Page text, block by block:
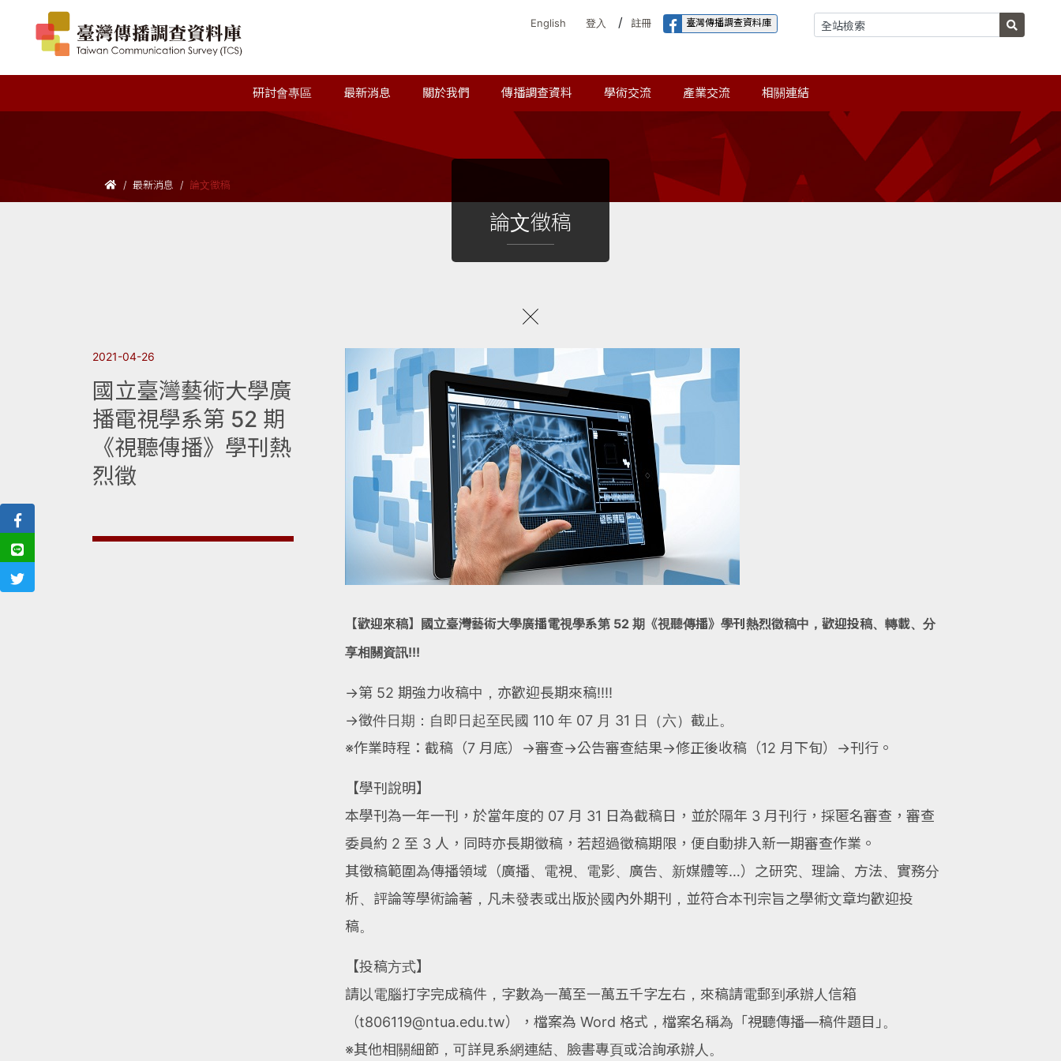
English 登入 / 註冊 臺灣傳播調查資料庫
研討會專區 最新消息 關於我們 傳播調查資料 學術交流 產業交流 相關連結
最新消息 論文徵稿
論文徵稿
2021-04-26
國立臺灣藝術大學廣
播電視學系第 52 期
《視聽傳播》學刊熱
烈徵
【歡迎來稿】國立臺灣藝術大學廣播電視學系第 52 期《視聽傳播》學刊熱烈徵稿中，歡迎投稿、轉載、分
享相關資訊!!!
→第 52 期強力收稿中，亦歡迎長期來稿!!!!
→徵件日期：自即日起至民國 110 年 07 月 31 日（六）截止。
※作業時程：截稿（7 月底）→審查→公告審查結果→修正後收稿（12 月下旬）→刊行。
【學刊說明】
本學刊為一年一刊，於當年度的 07 月 31 日為截稿日，並於隔年 3 月刊行，採匿名審查，審查
委員約 2 至 3 人，同時亦長期徵稿，若超過徵稿期限，便自動排入新一期審查作業。
其徵稿範圍為傳播領域（廣播、電視、電影、廣告、新媒體等…）之研究、理論、方法、實務分
析、評論等學術論著，凡未發表或出版於國內外期刊，並符合本刊宗旨之學術文章均歡迎投
稿。
【投稿方式】
請以電腦打字完成稿件，字數為一萬至一萬五千字左右，來稿請電郵到承辦人信箱
（t806119@ntua.edu.tw），檔案為 Word 格式，檔案名稱為「視聽傳播—稿件題目｣。
※其他相關細節，可詳見系網連結、臉書專頁或洽詢承辦人。